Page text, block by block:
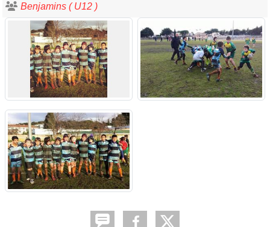
Benjamins ( U12 )